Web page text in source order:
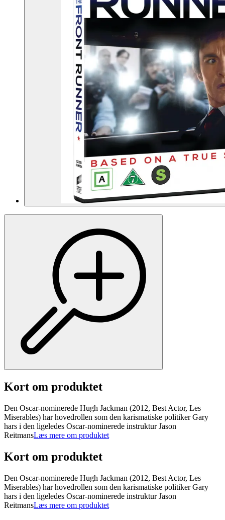
Kort om produktet
Den Oscar-nominerede Hugh Jackman (2012, Best Actor, Les
Miserables) har hovedrollen som den karismatiske politiker Gary
hars i den ligeledes Oscar-nominerede instruktur Jason
ReitmansLæs mere om produktet
Kort om produktet
Den Oscar-nominerede Hugh Jackman (2012, Best Actor, Les
Miserables) har hovedrollen som den karismatiske politiker Gary
hars i den ligeledes Oscar-nominerede instruktur Jason
ReitmansLæs mere om produktet